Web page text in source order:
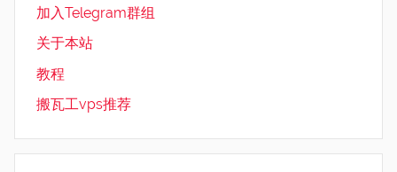
加入Telegram群组
关于本站
教程
搬瓦工vps推荐